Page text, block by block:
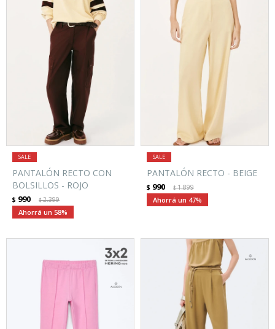
PANTALÓN RECTO CON
BOLSILLOS - ROJO
$ 990 $2.399
58
PANTALÓN RECTO - BEIGE
$ 990 $1.899
47